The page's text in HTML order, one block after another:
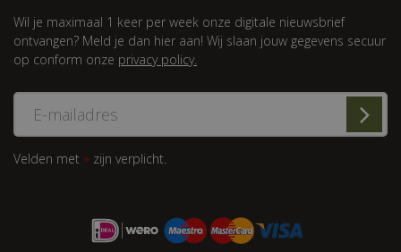
Wil je maximaal 1 keer per week onze digitale nieuwsbrief
ontvangen? Meld je dan hier aan! Wij slaan jouw gegevens secuur
op conform onze privacy policy.
Velden met * zijn verplicht.